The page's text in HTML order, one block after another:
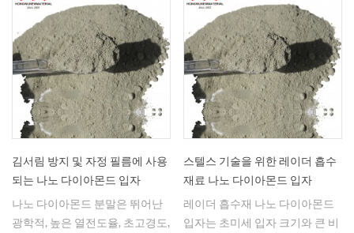
제 용도에 적합합니다. 또한 광학,
반도체, 보석 산업의 정밀연마에
도 매우 효과적이며, 다이아몬드
공구 및 전기도금된 다이아몬드
제품 생산에도 사용할 수 있습니
다.
김서림 방지 및 자정 필름에 사용
되는 나노 다이아몬드 입자
나노 다이아몬드 분말은 뛰어난
광학적, 높은 열전도율, 초고경도,
스텔스 기술을 위한 레이더 흡수
재료 나노 다이아몬드 입자
레이더 흡수재 나노 다이아몬드
입자는 초미세 입자 크기와 큰 비